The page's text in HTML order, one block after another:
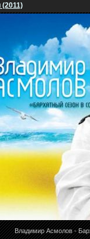
Владимир Асмолов -